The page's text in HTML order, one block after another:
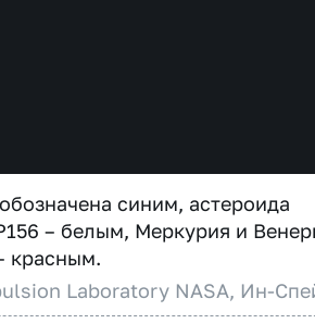
синим, астероида
– белым, Меркурия и
красным.
Laboratory NASA, Ин-